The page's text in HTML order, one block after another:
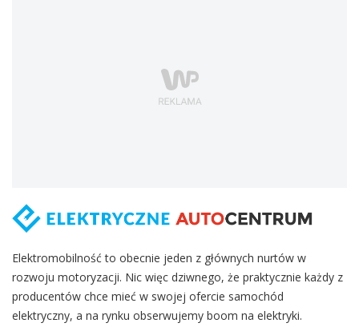
Elektromobilność to obecnie jeden z głównych nurtów w
rozwoju motoryzacji. Nic więc dziwnego, że praktycznie każdy z
producentów chce mieć w swojej ofercie samochód
elektryczny, a na rynku obserwujemy boom na elektryki.